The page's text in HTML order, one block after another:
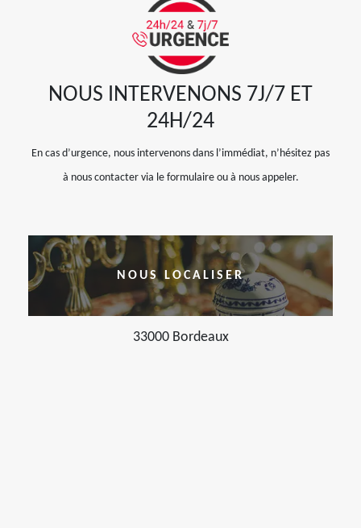
NOUS INTERVENONS 7J/7 ET
24H/24
En cas d’urgence, nous intervenons dans l’immédiat, n’hésitez pas
à nous contacter via le formulaire ou à nous appeler.
NOUS LOCALISER
33000 Bordeaux